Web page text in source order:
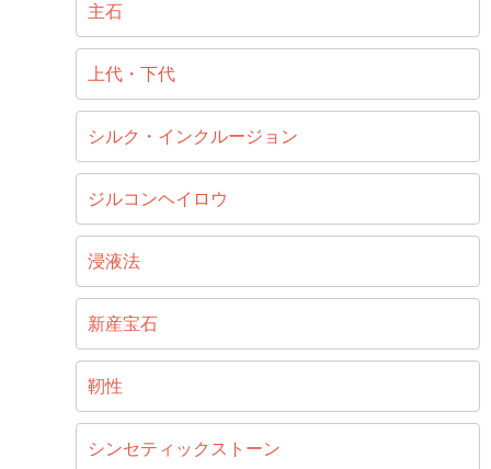
主石
上代・下代
シルク・インクルージョン
ジルコンヘイロウ
浸液法
新産宝石
靭性
シンセティックストーン